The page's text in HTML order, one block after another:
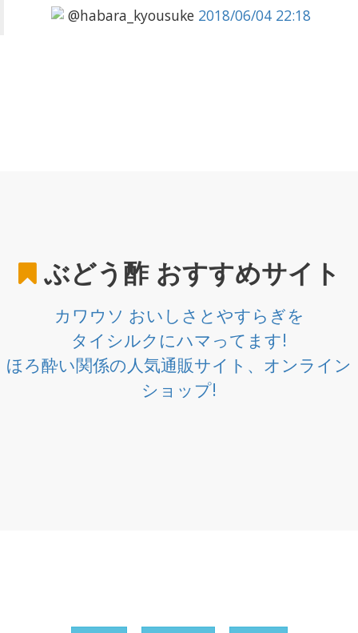
@habara_kyousuke 2018/06/04 22:18
ぶどう酢おすすめサイト
カワウソ おいしさとやすらぎを
タイシルクにハマってます!
ほろ酔い関係の人気通販サイト、オンライン
ショップ!